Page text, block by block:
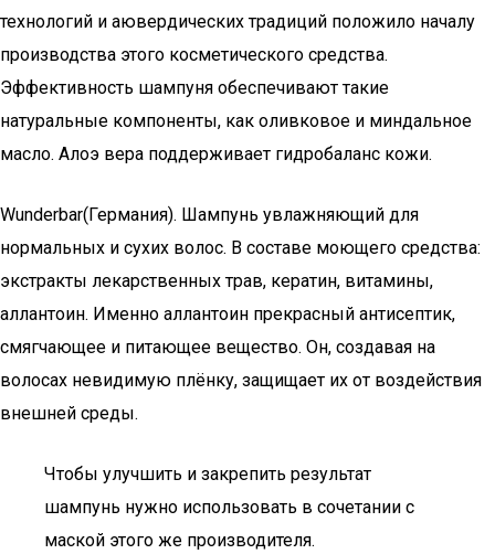
технологий и аювердических традиций положило началу
производства этого косметического средства.
Эффективность шампуня обеспечивают такие
натуральные компоненты, как оливковое и миндальное
масло. Алоэ вера поддерживает гидробаланс кожи.
Wunderbar(Германия). Шампунь увлажняющий для
нормальных и сухих волос. В составе моющего средства:
экстракты лекарственных трав, кератин, витамины,
аллантоин. Именно аллантоин прекрасный антисептик,
смягчающее и питающее вещество. Он, создавая на
волосах невидимую плёнку, защищает их от воздействия
внешней среды.
Чтобы улучшить и закрепить результат
шампунь нужно использовать в сочетании с
маской этого же производителя.